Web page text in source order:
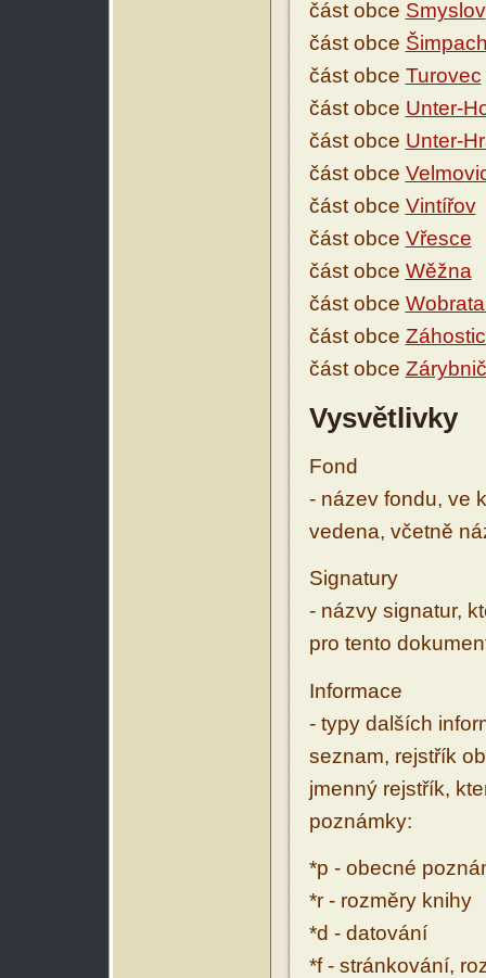
část obce Smyslov
část obce
část obce Turovec
část obce Unter-
část obce Unter-
část obce
část obce Vintířov
část obce Vřesce
část obce Wěžna
část obce
část obce
část obce
Vysvětlivky
Fond
- název fondu, ve
vedena, včetně
Signatury
- názvy signatur,
pro tento
Informace
- typy dalších
seznam, rejstřík
jmenný rejstřík,
poznámky:
*p - obecné
*r - rozměry knihy
*d - datování
*f - stránkování,